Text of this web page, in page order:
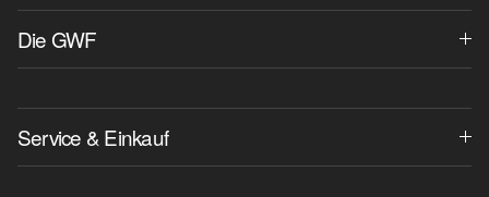
Die GWF
Service & Einkauf